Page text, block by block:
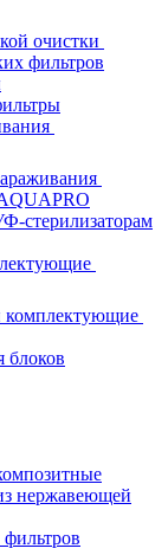
очистки
фильтров
стерилизаторам
комплектующие
блоков
нержавеющей